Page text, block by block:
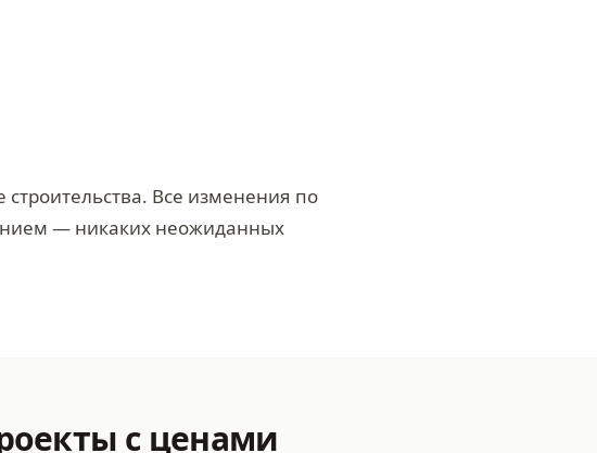
Все изменения по
— никаких неожиданных
с ценами